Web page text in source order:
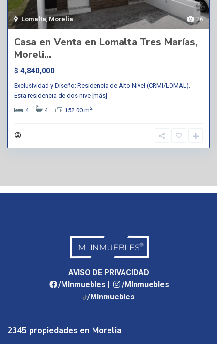
26
Lomalta,Morelia
Casa en Venta en Lomalta Tres Marías,
Moreli...
$ 4,840,000
Exclusividad y Diseño: Residencia de Alto Nivel (CRMI/LOMAL).-
Esta residencia de dos nive [más]
4
4 152.00 m2
AVISO DE PRIVACIDAD
/MInmuebles |
/MInmuebles
/MInmuebles
2345 propiedades en Morelia